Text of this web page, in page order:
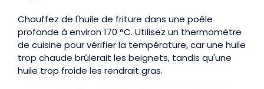
Chauffez de l'huile de friture dans une poêle
profonde à environ 170 °C. Utilisez un thermomètre
de cuisine pour vérifier la température, car une huile
trop chaude brûlerait les beignets, tandis qu'une
huile trop froide les rendrait gras.